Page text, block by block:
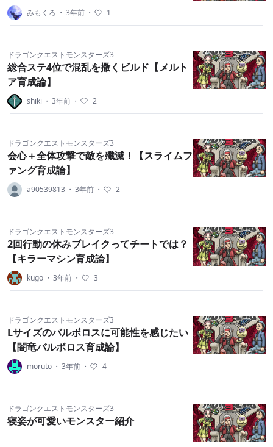
みもくろ ・ 3年前 ・ 1
ドラゴンクエストモンスターズ3
総合ステ4位で混乱を撒くビルド【メルト
ア育成論】
shiki ・ 3年前 ・ 2
ドラゴンクエストモンスターズ3
会心＋全体攻撃で敵を殲滅！【スライムフ
ァング育成論】
a90539813 ・ 3年前 ・ 2
ドラゴンクエストモンスターズ3
2回行動の休みブレイクってチートでは？
【キラーマシン育成論】
kugo ・ 3年前 ・ 3
ドラゴンクエストモンスターズ3
Lサイズのバルボロスに可能性を感じたい
【闇竜バルボロス育成論】
moruto ・ 3年前 ・ 4
ドラゴンクエストモンスターズ3
寝姿が可愛いモンスター紹介